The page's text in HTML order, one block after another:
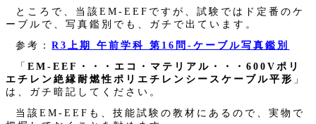
ところで、当該EM-EEFですが、試験ではド定番のケ
ーブルで、写真鑑別でも、ガチで出ています。
参考：R3上期 午前学科 第16問‐ケーブル写真鑑別
「EM-EEF・・・エコ・マテリアル・・・600Vポリ
エチレン絶縁耐燃性ポリエチレンシースケーブル平形 」
は、ガチ暗記してください。
当該EM-EEFも、技能試験の教材にあるので、実物で